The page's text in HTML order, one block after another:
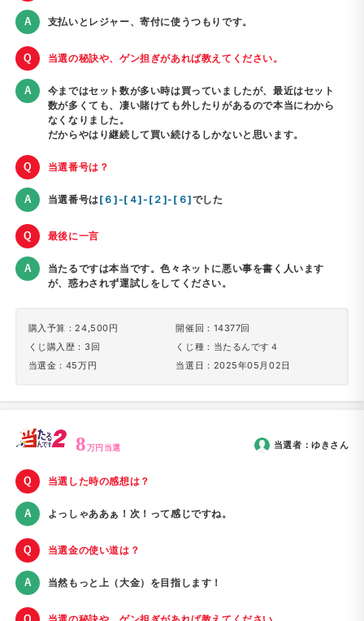
支払いとレジャー、寄付に使うつもりです。
当選の秘訣や、ゲン担ぎがあれば教えてください。
今まではセット数が多い時は買っていましたが、最近はセット
数が多くても、凄い賭けても外したりがあるので本当にわから
なくなりました。
だからやはり継続して買い続けるしかないと思います。
当選番号は？
当選番号は[６]-[４]-[２]-[６]でした
最後に一言
当たるですは本当です。色々ネットに悪い事を書く人います
が、惑わされず運試しをしてください。
購入予算：24,500円
くじ購入歴：3回
当選金：45万円
開催回：14377回
くじ種：当たるんです４
当選日：2025年05月02日
8万円当選 当選者：ゆき さん
当選した時の感想は？
よっしゃああぁ！次！って感じですね。
当選金の使い道は？
当然もっと上（大金）を目指します！